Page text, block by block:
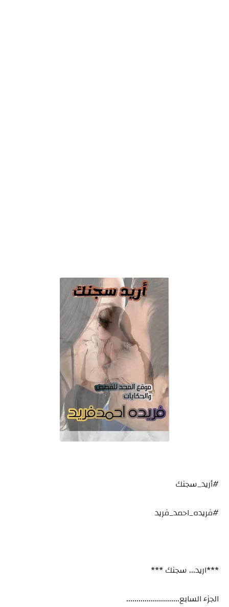
#أريد_سجنك
#فريده_احمد_فريد
***اريد... سجنك ***
الجزء السابع..........................